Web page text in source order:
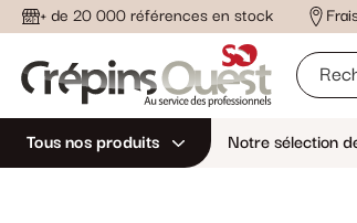
+ de 20 000 références en stock
Tous nos produits Notre sélection